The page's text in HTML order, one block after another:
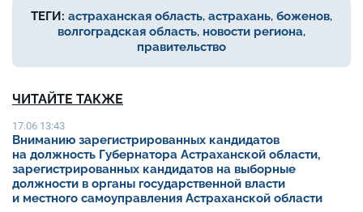
ТЕГИ: астраханская область, астрахань, боженов,
волгоградская область, новости региона,
правительство
ЧИТАЙТЕ ТАКЖЕ
17.06 13:43
Вниманию зарегистрированных кандидатов
на должность Губернатора Астраханской области,
зарегистрированных кандидатов на выборные
должности в органы государственной власти
и местного самоуправления Астраханской области